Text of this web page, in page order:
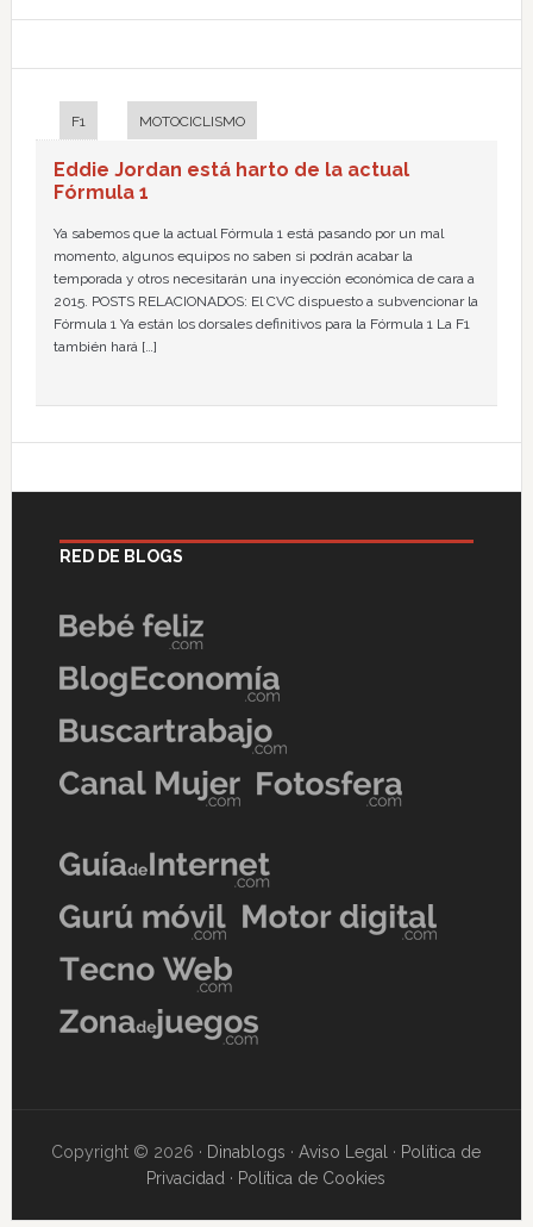
F1 MOTOCICLISMO
Eddie Jordan está harto de la actual
Fórmula 1
Ya sabemos que la actual Fórmula 1 está pasando por un mal
momento, algunos equipos no saben si podrán acabar la
temporada y otros necesitarán una inyección económica de cara a
2015. POSTS RELACIONADOS: El CVC dispuesto a subvencionar la
Fórmula 1 Ya están los dorsales definitivos para la Fórmula 1 La F1
también hará […]
RED DE BLOGS
Copyright © 2026 · Dinablogs ·Aviso Legal · Política de
Privacidad · Política de Cookies